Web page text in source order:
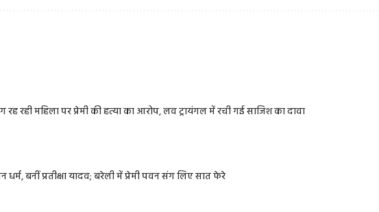
रही महिला पर प्रेमी की हत्या का आरोप, लव ट्रायंगल में रची गई साजिश का दावा
धर्म, बनीं प्रतीक्षा यादव; बरेली में प्रेमी पवन संग लिए सात फेरे